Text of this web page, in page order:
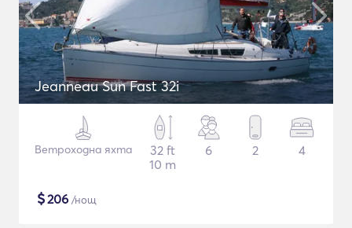
Jeanneau Sun Fast 32i
Ветроходна яхта
32 ft
10 m
6 2 4
$206 /нощ